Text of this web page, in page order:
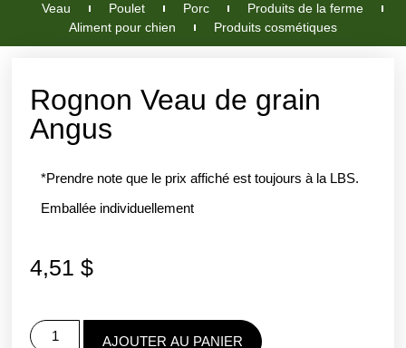
Veau
Poulet Porc
Produits de la ferme
Aliment pour chien
Produits cosmétiques
Rognon Veau de grain
Angus
*Prendre note que le prix affiché est toujours à la LBS.
Emballée individuellement
4,51$
AJOUTER AU PANIER